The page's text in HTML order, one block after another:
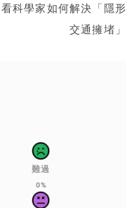
看科學家如何解決「隱形
交通擁堵」
難過
0%